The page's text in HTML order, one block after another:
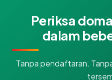
Periksa
dalam
Tanpa pendaftaran.